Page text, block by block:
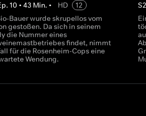
10 •43 Min. • HD
12
Bauer wurde skrupellos vom
gestoßen. Da sich in seinem
die Nummer eines
findet, nimmt
für die Rosenheim-Cops eine
Wendung.
S